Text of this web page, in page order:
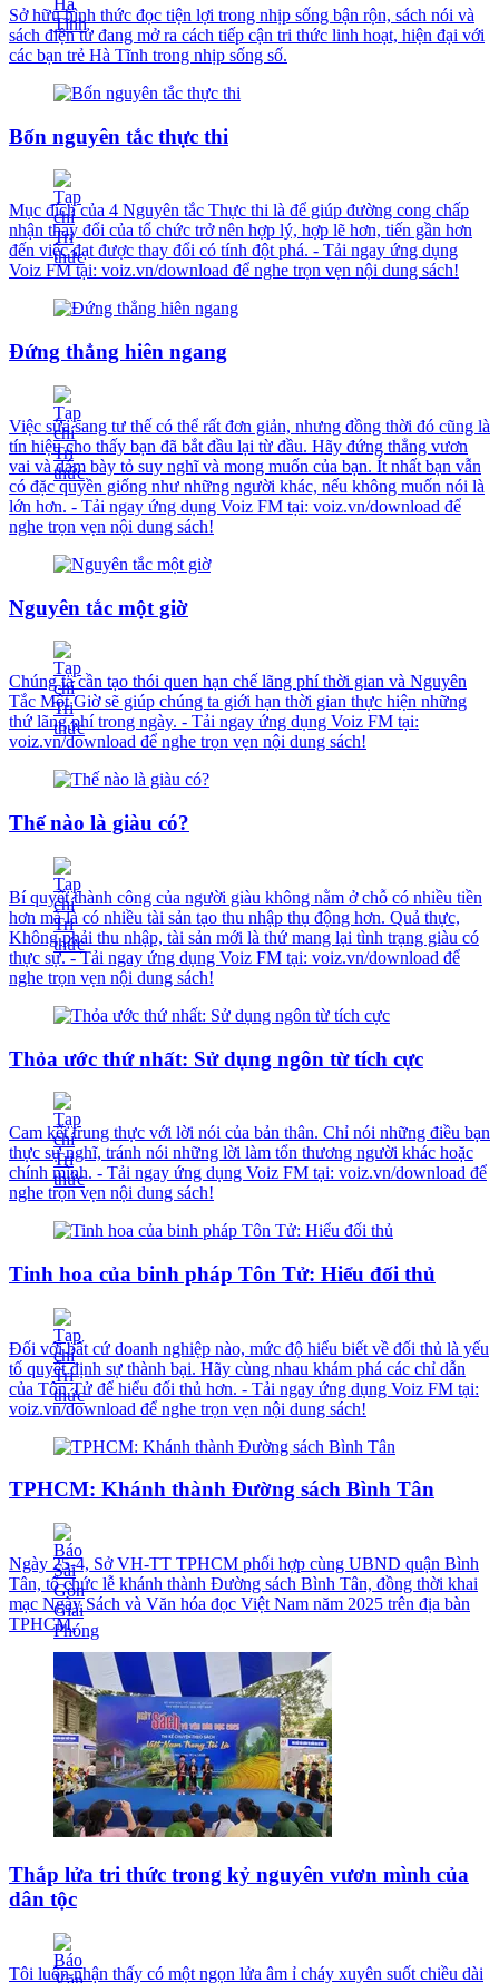
Sở hữu hình thức đọc tiện lợi trong nhịp sống bận rộn, sách nói và
sách điện tử đang mở ra cách tiếp cận tri thức linh hoạt, hiện đại với
các bạn trẻ Hà Tĩnh trong nhịp sống số.
Bốn nguyên tắc thực thi
Mục đích của 4 Nguyên tắc Thực thi là để giúp đường cong chấp
nhận thay đổi của tổ chức trở nên hợp lý, hợp lẽ hơn, tiến gần hơn
đến việc đạt được thay đổi có tính đột phá. - Tải ngay ứng dụng
Voiz FM tại: voiz.vn/download để nghe trọn vẹn nội dung sách!
Đứng thẳng hiên ngang
Việc sửa sang tư thế có thể rất đơn giản, nhưng đồng thời đó cũng là
tín hiệu cho thấy bạn đã bắt đầu lại từ đầu. Hãy đứng thẳng vươn
vai và dám bày tỏ suy nghĩ và mong muốn của bạn. Ít nhất bạn vẫn
có đặc quyền giống như những người khác, nếu không muốn nói là
lớn hơn. - Tải ngay ứng dụng Voiz FM tại: voiz.vn/download để
nghe trọn vẹn nội dung sách!
Nguyên tắc một giờ
Chúng ta cần tạo thói quen hạn chế lãng phí thời gian và Nguyên
Tắc Một Giờ sẽ giúp chúng ta giới hạn thời gian thực hiện những
thứ lãng phí trong ngày. - Tải ngay ứng dụng Voiz FM tại:
voiz.vn/download để nghe trọn vẹn nội dung sách!
Thế nào là giàu có?
Bí quyết thành công của người giàu không nằm ở chỗ có nhiều tiền
hơn mà là có nhiều tài sản tạo thu nhập thụ động hơn. Quả thực,
Không phải thu nhập, tài sản mới là thứ mang lại tình trạng giàu có
thực sự. - Tải ngay ứng dụng Voiz FM tại: voiz.vn/download để
nghe trọn vẹn nội dung sách!
Thỏa ước thứ nhất: Sử dụng ngôn từ tích cực
Cam kết trung thực với lời nói của bản thân. Chỉ nói những điều bạn
thực sự nghĩ, tránh nói những lời làm tổn thương người khác hoặc
chính mình. - Tải ngay ứng dụng Voiz FM tại: voiz.vn/download để
nghe trọn vẹn nội dung sách!
Tinh hoa của binh pháp Tôn Tử: Hiểu đối thủ
Đối với bất cứ doanh nghiệp nào, mức độ hiểu biết về đối thủ là yếu
tố quyết định sự thành bại. Hãy cùng nhau khám phá các chỉ dẫn
của Tôn Tử để hiểu đối thủ hơn. - Tải ngay ứng dụng Voiz FM tại:
voiz.vn/download để nghe trọn vẹn nội dung sách!
TPHCM: Khánh thành Đường sách Bình Tân
Ngày 25-4, Sở VH-TT TPHCM phối hợp cùng UBND quận Bình
Tân, tổ chức lễ khánh thành Đường sách Bình Tân, đồng thời khai
mạc Ngày Sách và Văn hóa đọc Việt Nam năm 2025 trên địa bàn
TPHCM.
Thắp lửa tri thức trong kỷ nguyên vươn mình của
dân tộc
Tôi luôn nhận thấy có một ngọn lửa âm ỉ cháy xuyên suốt chiều dài